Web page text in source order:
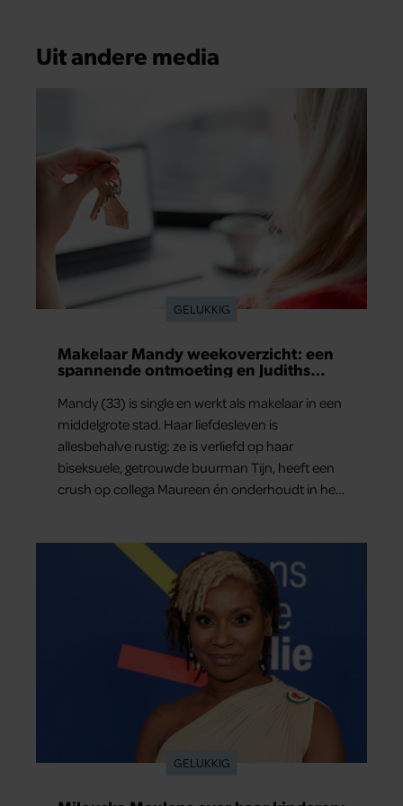
Uit andere media
GELUKKIG
Makelaar Mandy weekoverzicht: een
spannende ontmoeting en Judiths
Mandy (33) is single en werkt als makelaar in een
middelgrote stad. Haar liefdesleven is
allesbehalve rustig: ze is verliefd op haar
biseksuele, getrouwde buurman Tijn, heeft een
crush op collega Maureen én onderhoudt in het
kort wat er de afgelopen dagen allemaal in haar
leven gebeurde.
GELUKKIG